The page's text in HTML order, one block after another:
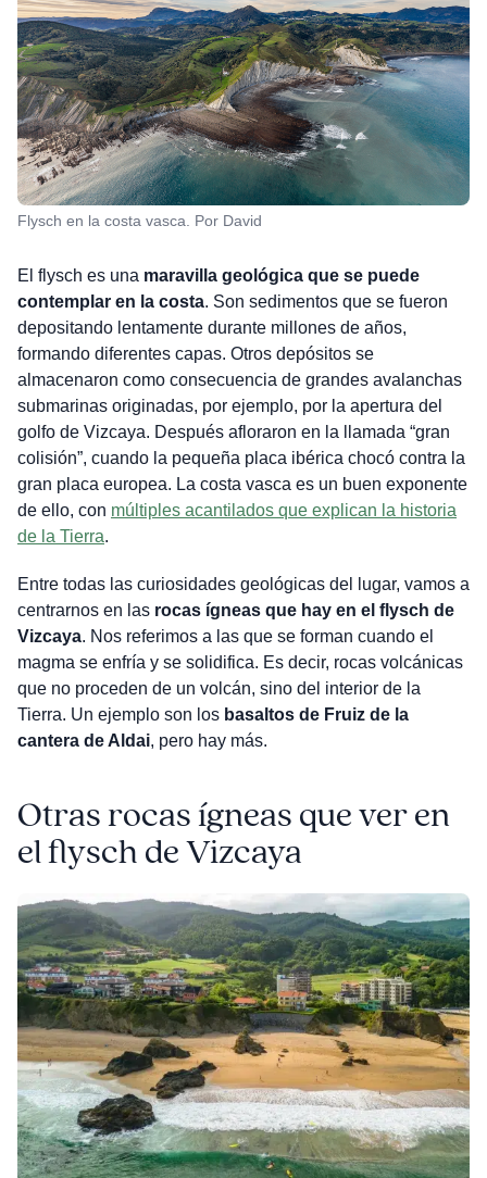
Flysch en la costa vasca. Por David
El flysch es una maravilla geológica que se puede
contemplar en la costa. Son sedimentos que se fueron
depositando lentamente durante millones de años,
formando diferentes capas. Otros depósitos se
almacenaron como consecuencia de grandes avalanchas
submarinas originadas, por ejemplo, por la apertura del
golfo de Vizcaya. Después afloraron en la llamada “gran
colisión”, cuando la pequeña placa ibérica chocó contra la
gran placa europea. La costa vasca es un buen exponente
de ello, con múltiples acantilados que explican la historia
de la Tierra.
Entre todas las curiosidades geológicas del lugar, vamos a
centrarnos en las rocas ígneas que hay en el flysch de
Vizcaya. Nos referimos a las que se forman cuando el
magma se enfría y se solidifica. Es decir, rocas volcánicas
que no proceden de un volcán, sino del interior de la
Tierra. Un ejemplo son los basaltos de Fruiz de la
cantera de Aldai, pero hay más.
Otras rocas ígneas que ver en
el flysch de Vizcaya